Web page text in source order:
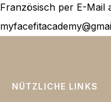
Französisch per E-Mail
NÜTZLICHE LINKS